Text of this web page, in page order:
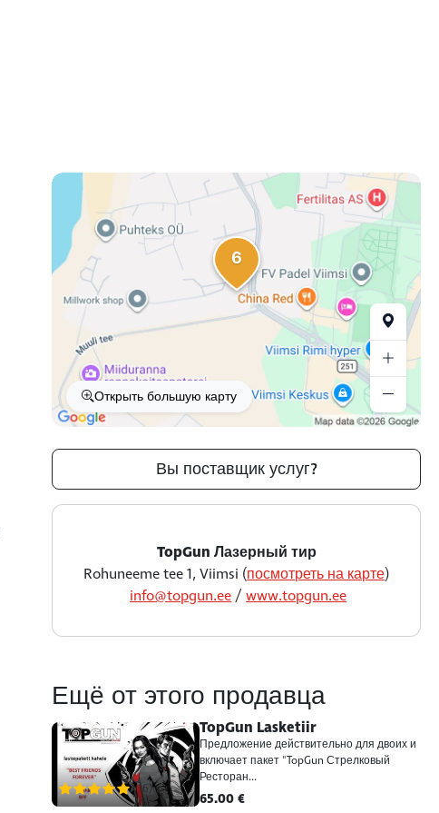
6
Открыть большую карту
Вы поставщик услуг?
TopGun Лазерный тир
Rohuneeme tee 1, Viimsi (посмотреть на карте)
info@topgun.ee/www.topgun.ee
Ещё от этого продавца
(6)
TopGun Lasketiir
Предложение действительно для двоих и
включает пакет "TopGun Стрелковый
Ресторан...
65.00 €